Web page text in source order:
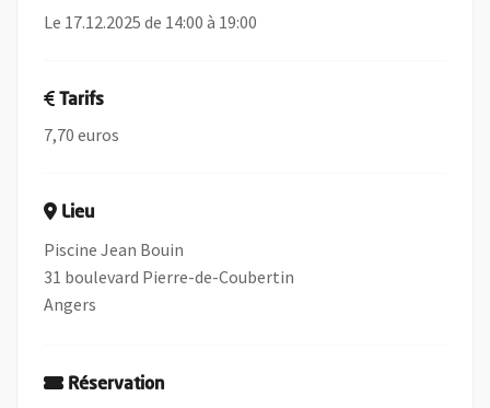
Le 17.12.2025 de 14:00 à 19:00
Tarifs
7,70 euros
Lieu
Piscine Jean Bouin
31 boulevard Pierre-de-Coubertin
Angers
Réservation